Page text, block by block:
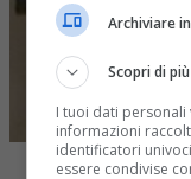
Archiviare
Scopri di più
I tuoi dati
informazioni
identificatori
essere condivise